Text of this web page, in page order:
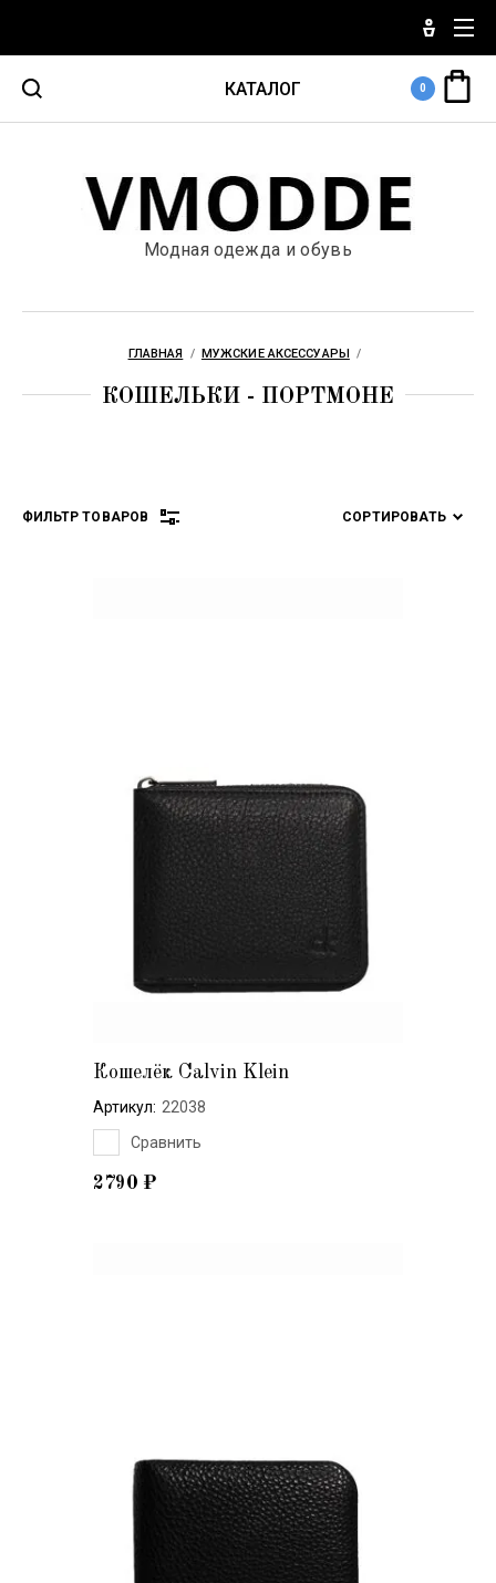
КАТАЛОГ
Мужская одежда
Мужская обувь
Женская одежда
Женская обувь
0
Модная одежда и обувь
ГЛАВНАЯ
  /
МУЖСКИЕ АКСЕССУАРЫ
  /
КОШЕЛЬКИ - ПОРТМОНЕ
ФИЛЬТР ТОВАРОВ
СБРОСИТЬ
СОРТИРОВАТЬ
Кошелёк Calvin Klein
2790 ₽
Артикул: 22038
Сравнить